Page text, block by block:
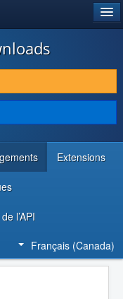
Extensions
l’API
Français (Canada)